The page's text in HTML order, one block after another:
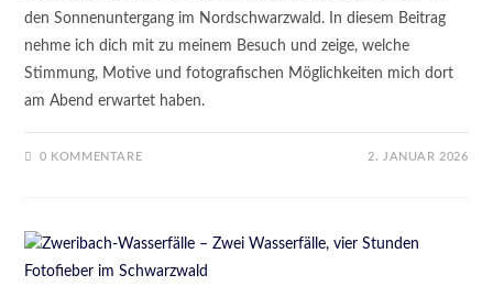
den Sonnenuntergang im Nordschwarzwald. In diesem Beitrag
nehme ich dich mit zu meinem Besuch und zeige, welche
Stimmung, Motive und fotografischen Möglichkeiten mich dort
am Abend erwartet haben.
0 KOMMENTARE 2. JANUAR 2026